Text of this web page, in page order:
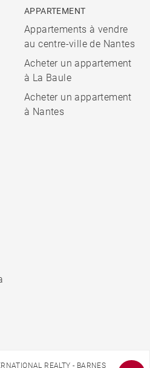
APPARTEMENT
Appartements à vendre
au centre-ville de Nantes
Acheter un appartement
à La Baule
Acheter un appartement
à Nantes
REALTY - BARNES